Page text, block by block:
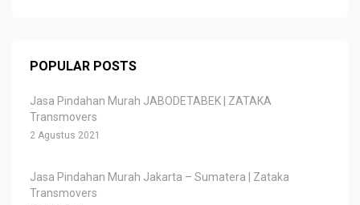
POPULAR POSTS
Jasa Pindahan Murah JABODETABEK | ZATAKA
Transmovers
2 Agustus 2021
Jasa Pindahan Murah Jakarta – Sumatera | Zataka
Transmovers